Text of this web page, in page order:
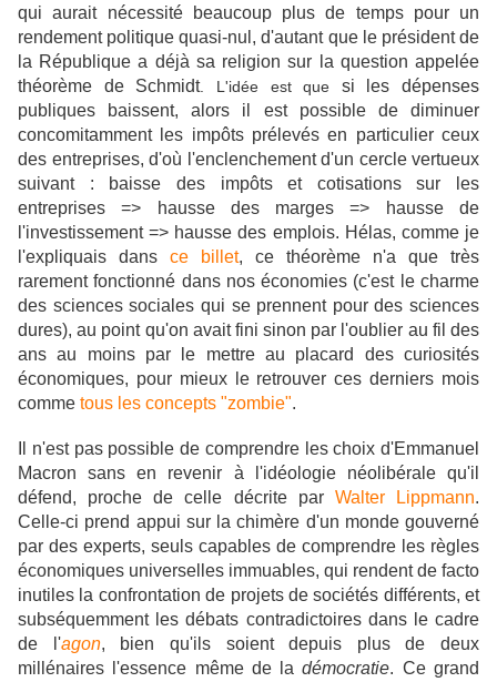
qui aurait nécessité beaucoup plus de temps pour un
rendement politique quasi-nul, d'autant que le président de
la République a déjà sa religion sur la question appelée
théorème de Schmidt. L'idée est que si les dépenses
publiques baissent, alors il est possible de diminuer
concomitamment les impôts prélevés en particulier ceux
des entreprises, d'où l'enclenchement d'un cercle vertueux
suivant : baisse des impôts et cotisations sur les
entreprises => hausse des marges => hausse de
l'investissement => hausse des emplois. Hélas, comme je
l'expliquais dans ce billet,
ce théorème n'a que très
rarement fonctionné dans nos économies (c'est le charme
des sciences sociales qui se prennent pour des sciences
dures), au point qu'on avait fini sinon par l'oublier au fil des
ans au moins par le mettre au placard des curiosités
économiques, pour mieux le retrouver ces derniers mois
comme tous les concepts "zombie".
Il n'est pas possible de comprendre les choix d'Emmanuel
Macron sans en revenir à l'idéologie néolibérale qu'il
défend, proche de celle décrite par Walter Lippmann.
Celle-ci prend appui sur la chimère d'un monde gouverné
par des experts, seuls capables de comprendre les règles
économiques universelles immuables, qui rendent de facto
inutiles la confrontation de projets de sociétés différents, et
subséquemment les débats contradictoires dans le cadre
de l'agon, bien qu'ils soient depuis plus de deux
millénaires l'essence même de ladémocratie. Ce grand